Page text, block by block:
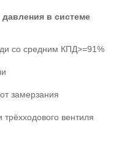
в системе
со средним КПД>=91%
замерзания
вентиля